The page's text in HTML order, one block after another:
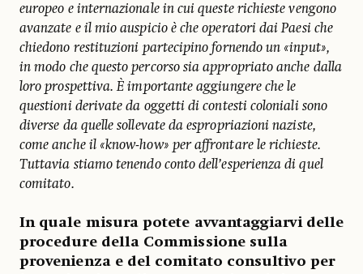
europeo e internazionale in cui queste richieste vengono
avanzate e il mio auspicio è che operatori dai Paesi che
chiedono restituzioni partecipino fornendo un «input»,
in modo che questo percorso sia appropriato anche dalla
loro prospettiva. È importante aggiungere che le
questioni derivate da oggetti di contesti coloniali sono
diverse da quelle sollevate da espropriazioni naziste,
come anche il «know-how» per affrontare le richieste.
Tuttavia stiamo tenendo conto dell’esperienza di quel
comitato.
In quale misura potete avvantaggiarvi delle
procedure della Commissione sulla
provenienza e del comitato consultivo per